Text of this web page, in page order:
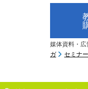
媒体資料・広
ガ
セミナー